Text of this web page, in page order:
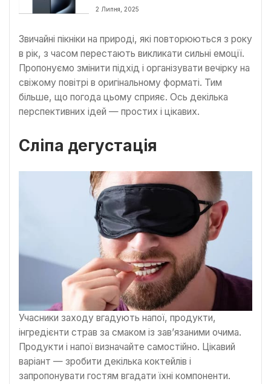
2 Липня, 2025
Звичайні пікніки на природі, які повторюються з року
в рік, з часом перестають викликати сильні емоції.
Пропонуємо змінити підхід і організувати вечірку на
свіжому повітрі в оригінальному форматі. Тим
більше, що погода цьому сприяє. Ось декілька
перспективних ідей — простих і цікавих.
Сліпа дегустація
Учасники заходу вгадують напої, продукти,
інгредієнти страв за смаком із зав’язаними очима.
Продукти і напої визначайте самостійно. Цікавий
варіант — зробити декілька коктейлів і
запропонувати гостям вгадати їхні компоненти.